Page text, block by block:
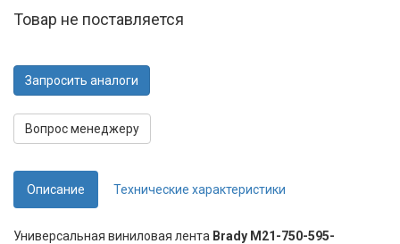
Товар не поставляется
Запросить аналоги
Вопрос менеджеру
Описание Технические характеристики
Универсальная виниловая лента Brady M21-750-595-